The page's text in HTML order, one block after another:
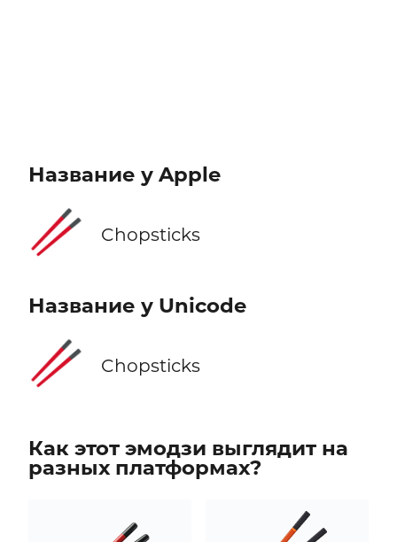
Название у Apple
🥢 Chopsticks
Название у Unicode
🥢 Chopsticks
Как этот эмодзи выглядит на
разных платформах?